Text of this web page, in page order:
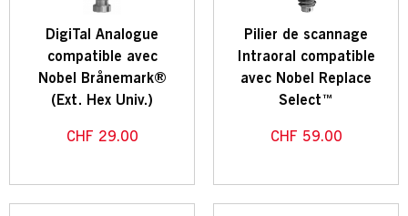
DigiTal Analogue
compatible avec
Nobel Brånemark®
(Ext. Hex Univ.)
CHF 29.00
Pilier de scannage
Intraoral compatible
avec Nobel Replace
Select™
CHF 59.00